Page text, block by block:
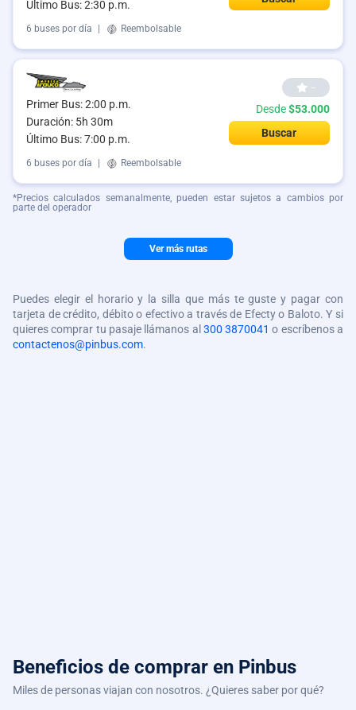
Último Bus: 2:30 p.m.
6 buses por día Reembolsable
Primer Bus: 2:00 p.m.
Duración: 5h 30m
Último Bus: 7:00 p.m.
--
Desde$53.000
Buscar
6 buses por día Reembolsable
*Precios calculados semanalmente, pueden estar sujetos a cambios por
parte del operador
Ver más rutas
Puedes elegir el horario y la silla que más te guste y pagar con
tarjeta de crédito, débito o efectivo a través de Efecty o Baloto. Y si
quieres comprar tu pasaje llámanos al 300 3870041 o escríbenos a
contactenos@pinbus.com.
Beneficios de comprar en Pinbus
Miles de personas viajan con nosotros. ¿Quieres saber por qué?